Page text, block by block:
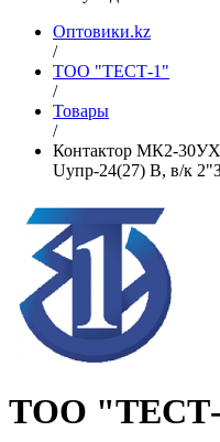
Оптовики.kz
/
ТОО "ТЕСТ-1"
/
Товары
/
Контактор МК2-
Uупр-24(27) В, в/к
ТОО